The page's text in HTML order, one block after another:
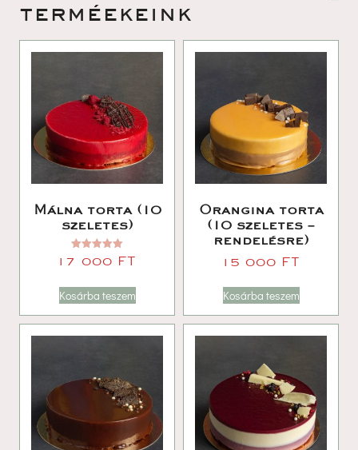
terméekeink
Málna torta (10
zeletes)
Értékelés:
5.00
17 000 FT
Kosárba teszem
Orangina torta
(10 szeletes –
rendelésre)
15 000 FT
Kosárba teszem